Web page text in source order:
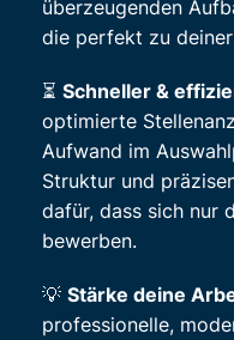
überzeugenden
die perfekt zu
⏳ Schneller &
optimierte
Aufwand im
Struktur und
dafür, dass sich nur
bewerben.
💡 Stärke deine
professionelle,